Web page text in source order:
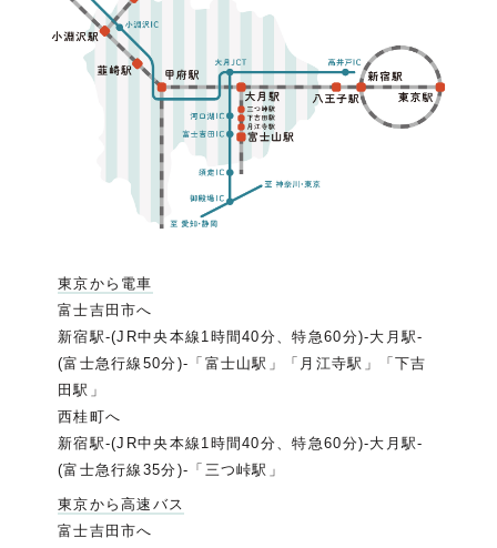
東京から電車
富士吉田市へ
新宿駅-(JR中央本線1時間40分、特急60分)-大月駅-
(富士急行線50分)-「富士山駅」「月江寺駅」「下吉
田駅」
西桂町へ
新宿駅-(JR中央本線1時間40分、特急60分)-大月駅-
(富士急行線35分)-「三つ峠駅」
東京から高速バス
富士吉田市へ